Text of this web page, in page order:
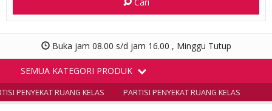
Buka jam 08.00 s/d jam 16.00 , Minggu Tutup
SEMUA KATEGORI PRODUK
PENYEKAT RUANG KELAS PARTISI PENYEKAT RUANG KELAS